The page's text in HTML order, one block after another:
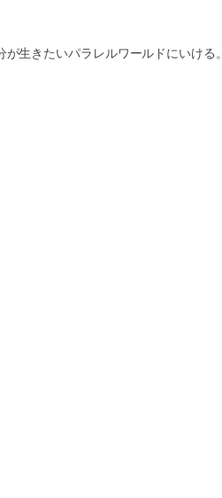
生きたいパラレルワールドにいける。